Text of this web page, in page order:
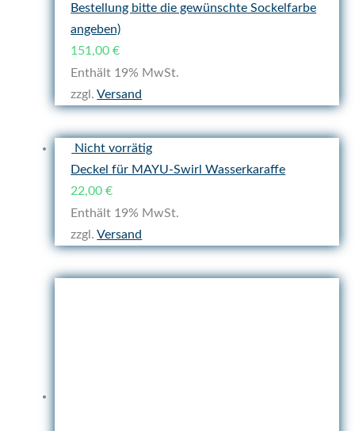
Bestellung bitte die gewünschte Sockelfarbe
angeben)
151,00€
Enthält 19% MwSt.
zzgl.Versand
Nicht vorrätig
Deckel für MAYU-Swirl Wasserkaraffe
22,00€
Enthält 19% MwSt.
zzgl.Versand